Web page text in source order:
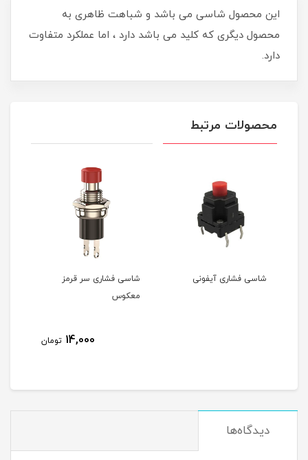
این محصول شاسی می باشد و شباهت ظاهری به
محصول دیگری که کلید می باشد دارد ، اما عملکرد متفاوت
دارد.
محصولات مرتبط
شاسی فشاری آیفونی
شاسی فشاری سر قرمز
معکوس
14,000 تومان
دیدگاه‌ها